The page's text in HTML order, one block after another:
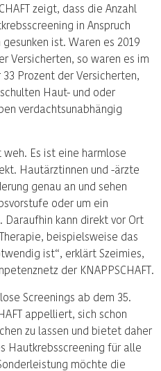
zeigt, dass die Anzahl
in Anspruch
ist. Waren es 2019
Versicherten, so waren es im
33 Prozent der Versicherten,
Haut- und oder
verdachtsunabhängig
Es ist eine harmlose
Hautärztinnen und -ärzte
genau an und sehen
oder um ein
kann direkt vor Ort
beispielsweise das
ist“, erklärt Szeimies,
der KNAPPSCHAFT.
Screenings ab dem 35.
appelliert, sich schon
zu lassen und bietet daher
Hautkrebsscreening für alle
möchte die